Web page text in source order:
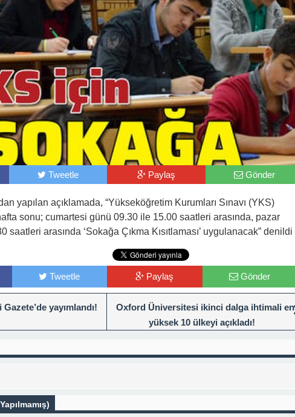
Tweetle Paylaş Gönder
yapılan açıklamada, “Yükseköğretim Kurumları Sınavı (YKS)
sonu; cumartesi günü 09.30 ile 15.00 saatleri arasında, pazar
saatleri arasında ‘Sokağa Çıkma Kısıtlaması’ uygulanacak” denildi
Tweetle Paylaş Gönder
yayımlandı!
Oxford Üniversitesi ikinci dalga ihtimali en
yüksek 10 ülkeyi açıkladı!